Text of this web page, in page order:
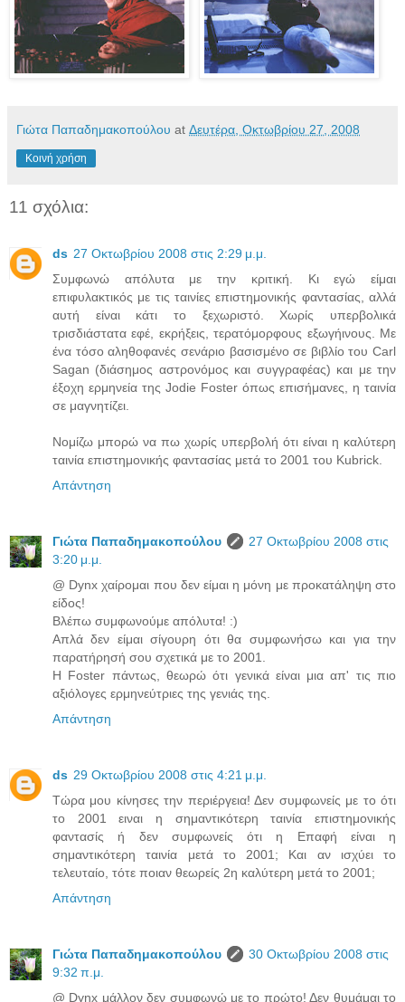
Γιώτα Παπαδημακοπούλου at Δευτέρα, Οκτωβρίου 27, 2008
Κοινή χρήση
11 σχόλια:
ds 27 Οκτωβρίου 2008 στις 2:29 μ.μ.
Συμφωνώ απόλυτα με την κριτική. Κι εγώ είμαι
επιφυλακτικός με τις ταινίες επιστημονικής φαντασίας, αλλά
αυτή είναι κάτι το ξεχωριστό. Χωρίς υπερβολικά
τρισδιάστατα εφέ, εκρήξεις, τερατόμορφους εξωγήινους. Με
ένα τόσο αληθοφανές σενάριο βασισμένο σε βιβλίο του Carl
Sagan (διάσημος αστρονόμος και συγγραφέας) και με την
έξοχη ερμηνεία της Jodie Foster όπως επισήμανες, η ταινία
σε μαγνητίζει.
Νομίζω μπορώ να πω χωρίς υπερβολή ότι είναι η καλύτερη
ταινία επιστημονικής φαντασίας μετά το 2001 του Kubrick.
Απάντηση
Γιώτα Παπαδημακοπούλου
27 Οκτωβρίου 2008 στις
3:20 μ.μ.
@ Dynx χαίρομαι που δεν είμαι η μόνη με προκατάληψη στο
είδος!
Βλέπω συμφωνούμε απόλυτα! :)
Απλά δεν είμαι σίγουρη ότι θα συμφωνήσω και για την
παρατήρησή σου σχετικά με το 2001.
Η Foster πάντως, θεωρώ ότι γενικά είναι μια απ' τις πιο
αξιόλογες ερμηνεύτριες της γενιάς της.
Απάντηση
ds 29 Οκτωβρίου 2008 στις 4:21 μ.μ.
Τώρα μου κίνησες την περιέργεια! Δεν συμφωνείς με το ότι
το 2001 ειναι η σημαντικότερη ταινία επιστημονικής
φαντασίς ή δεν συμφωνείς ότι η Επαφή είναι η
σημαντικότερη ταινία μετά το 2001; Και αν ισχύει το
τελευταίο, τότε ποιαν θεωρείς 2η καλύτερη μετά το 2001;
Απάντηση
Γιώτα Παπαδημακοπούλου
30 Οκτωβρίου 2008 στις
9:32 π.μ.
@ Dynx μάλλον δεν συμφωνώ με το πρώτο! Δεν θυμάμαι το